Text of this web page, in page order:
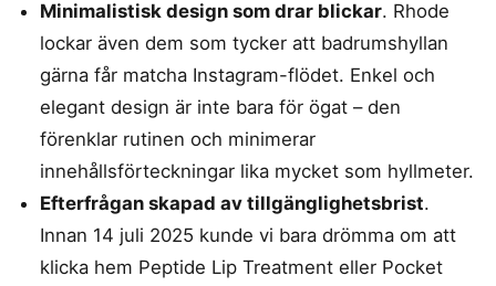
Minimalistisk design som drar blickar. Rhode
lockar även dem som tycker att badrumshyllan
gärna får matcha Instagram-flödet. Enkel och
elegant design är inte bara för ögat – den
förenklar rutinen och minimerar
innehållsförteckningar lika mycket som hyllmeter.
Efterfrågan skapad av tillgänglighetsbrist.
Innan 14 juli 2025 kunde vi bara drömma om att
klicka hem Peptide Lip Treatment eller Pocket